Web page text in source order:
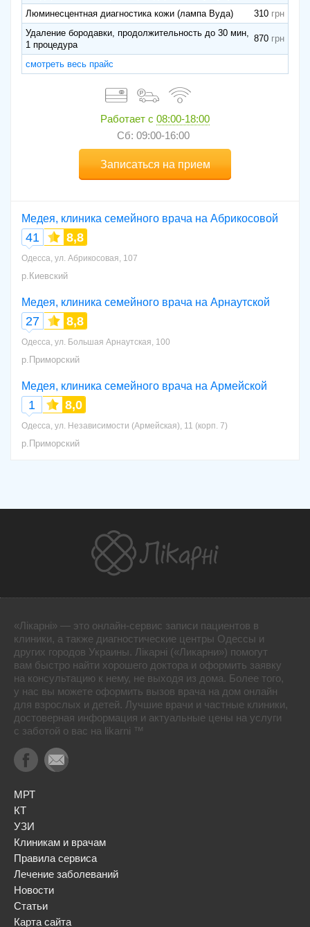
Люминесцентная диагностика кожи (лампа Вуда)
310
Удаление бородавки, продолжительность до 30 мин,
1 процедура
870
смотреть весь прайс
Работает с 08:00-18:00
Сб: 09:00-16:00
Записаться на прием
Медея, клиника семейного врача на Абрикосовой
41 8,8
Одесса, ул. Абрикосовая, 107
р.Киевский
Медея, клиника семейного врача на Арнаутской
27 8,8
Одесса, ул. Большая Арнаутская, 100
р.Приморский
Медея, клиника семейного врача на Армейской
1 8,0
Одесса, ул. Независимости (Армейская), 11 (корп. 7)
р.Приморский
«Лікарні» — это онлайн-сервис записи пациентов в
клиники, а также диагностические центры Одессы и
других городов Украины. Лікарні («Ликарни») помогут
вам быстро найти хорошего доктора и оформить заявку
на консультацию к нему, не выходя из дома. Более того,
у нас вы можете оформить вызов врача на дом онлайн
для взрослых и детей. Лучшие врачи и частные клиники,
достоверная информация и актуальные цены на услуги
с заботой о вас на likarni ™
МРТ
КТ
УЗИ
Клиникам и врачам
Правила сервиса
Лечение заболеваний
Новости
Статьи
Карта сайта